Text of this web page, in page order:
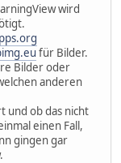
wird
für Bilder.
Bilder oder
anderen
und ob das nicht
einen Fall,
gingen gar